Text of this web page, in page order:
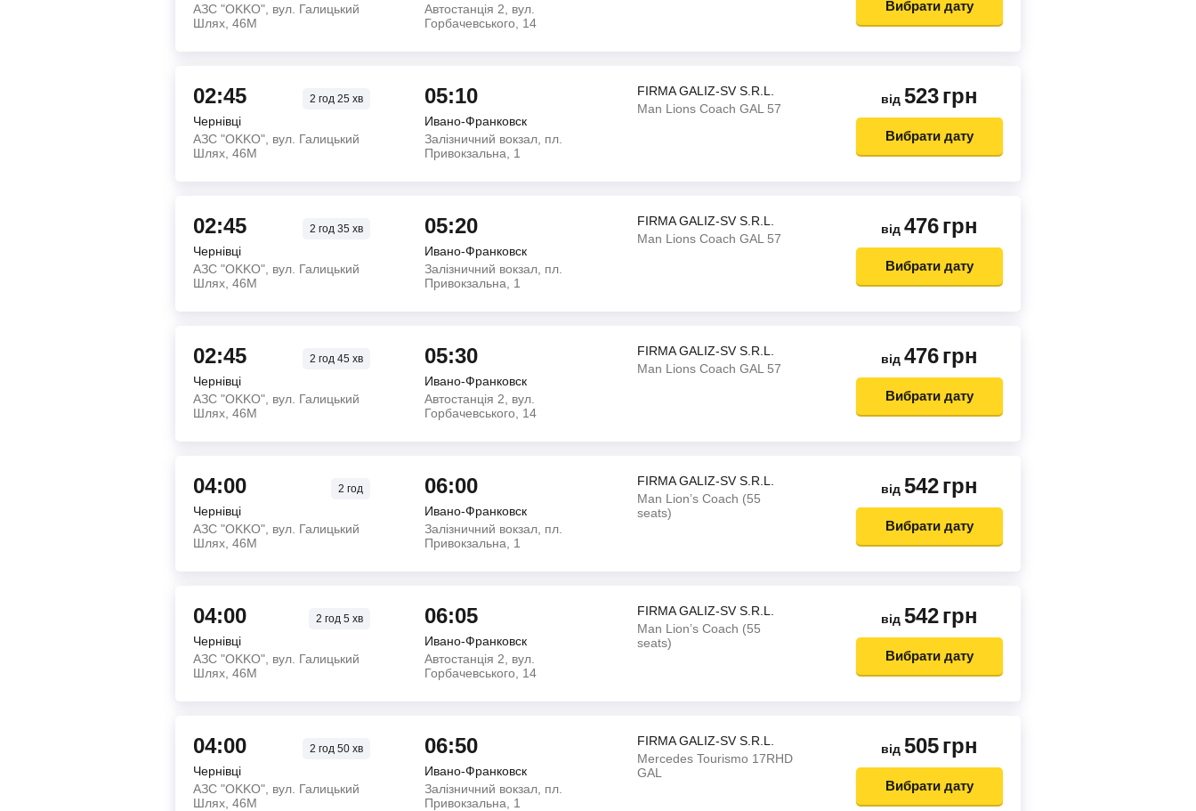
АЗС "OKKO", вул. Галицький
Шлях, 46М
Автостанція 2, вул.
Горбачевського, 14
Вибрати дату
02:45 2 год25 хв
Чернівці
АЗС "OKKO", вул. Галицький
Шлях, 46М
05:10
Ивано-Франковск
Залізничний вокзал, пл.
Привокзальна, 1
FIRMA GALIZ-SV S.R.L.
Man Lions Coach GAL 57
від 523грн
Вибрати дату
02:45 2 год35 хв
Чернівці
АЗС "OKKO", вул. Галицький
Шлях, 46М
05:20
Ивано-Франковск
Залізничний вокзал, пл.
Привокзальна, 1
FIRMA GALIZ-SV S.R.L.
Man Lions Coach GAL 57
від 476грн
Вибрати дату
02:45 2 год45 хв
Чернівці
АЗС "OKKO", вул. Галицький
Шлях, 46М
05:30
Ивано-Франковск
Автостанція 2, вул.
Горбачевського, 14
FIRMA GALIZ-SV S.R.L.
Man Lions Coach GAL 57
від 476грн
Вибрати дату
04:00 2 год
Чернівці
АЗС "OKKO", вул. Галицький
Шлях, 46М
06:00
Ивано-Франковск
Залізничний вокзал, пл.
Привокзальна, 1
FIRMA GALIZ-SV S.R.L.
Man Lion’s Coach (55
seats)
від 542грн
Вибрати дату
04:00 2 год5 хв
Чернівці
АЗС "OKKO", вул. Галицький
Шлях, 46М
06:05
Ивано-Франковск
Автостанція 2, вул.
Горбачевського, 14
FIRMA GALIZ-SV S.R.L.
Man Lion’s Coach (55
seats)
від 542грн
Вибрати дату
04:00 2 год50 хв
Чернівці
АЗС "OKKO", вул. Галицький
Шлях, 46М
06:50
Ивано-Франковск
Залізничний вокзал, пл.
Привокзальна, 1
FIRMA GALIZ-SV S.R.L.
Mercedes Tourismo 17RHD
GAL
від 505грн
Вибрати дату